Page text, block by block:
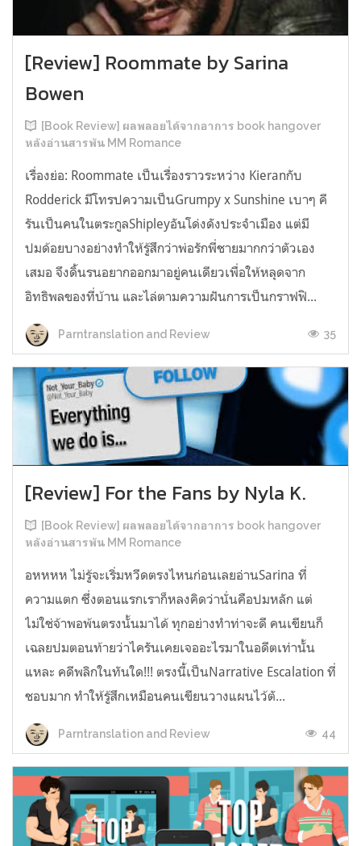
[Review] Roommate by Sarina
Bowen
[Book Review] ผลพลอยได้จากอาการ book hangover
หลังอ่านสารพัน MM Romance
เรื่องย่อ: Roommate เป็นเรื่องราวระหว่าง Kieranกับ
Rodderick มีโทรปความเป็นGrumpy x Sunshine เบาๆ คี
รันเป็นคนในตระกูลShipleyอันโด่งดังประจำเมือง แต่มี
ปมด้อยบางอย่างทำให้รู้สึกว่าพ่อรักพี่ชายมากกว่าตัวเอง
เสมอ จึงดิ้นรนอยากออกมาอยู่คนเดียวเพื่อให้หลุดจาก
อิทธิพลของที่บ้าน และไล่ตามความฝันการเป็นกราฟฟิ...
Parntranslation and Review 35
[Review] For the Fans by Nyla K.
[Book Review] ผลพลอยได้จากอาการ book hangover
หลังอ่านสารพัน MM Romance
อหหหห ไม่รู้จะเริ่มหวีดตรงไหนก่อนเลยอ่านSarina ที่
ความแตก ซึ่งตอนแรกเราก็หลงคิดว่านั่นคือปมหลัก แต่
ไม่ใช่จ้าพอพ้นตรงนั้นมาได้ ทุกอย่างทำท่าจะดี คนเขียนก็
เฉลยปมตอนท้ายว่าไครันเคยเจออะไรมาในอดีตเท่านั้น
แหละ คดีพลิกในทันใด!!! ตรงนี้เป็นNarrative Escalation ที่
ชอบมาก ทำให้รู้สึกเหมือนคนเขียนวางแผนไว้ตั...
Parntranslation and Review 44